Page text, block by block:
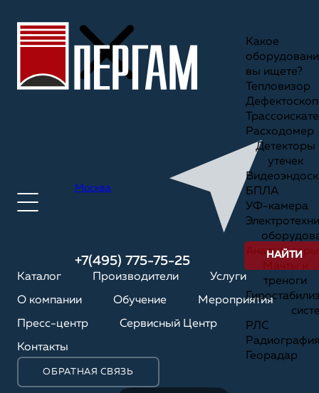
Москва
+7(495) 775-75-25
Каталог Производители Услуги
О компании Обучение Мероприятия
Пресс-центр Сервисный Центр
Контакты
ОБРАТНАЯ СВЯЗЬ
Какое
вы ищете?
Тепловизор
Дефектоскоп
Расходомер
Детекторы
утечек
БПЛА
УФ-камера
Анализаторы
треноги
РЛС
Георадар
НАЙТИ